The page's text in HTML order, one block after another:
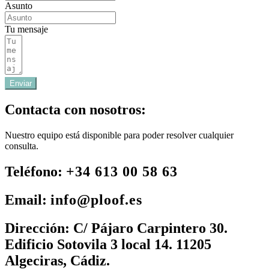
Asunto
Tu mensaje
Enviar
Contacta con nosotros:
Nuestro equipo está disponible para poder resolver cualquier
consulta.
Teléfono: +34 613 00 58 63
Email: info@ploof.es
Dirección: C/ Pájaro Carpintero 30.
Edificio Sotovila 3 local 14. 11205
Algeciras, Cádiz.